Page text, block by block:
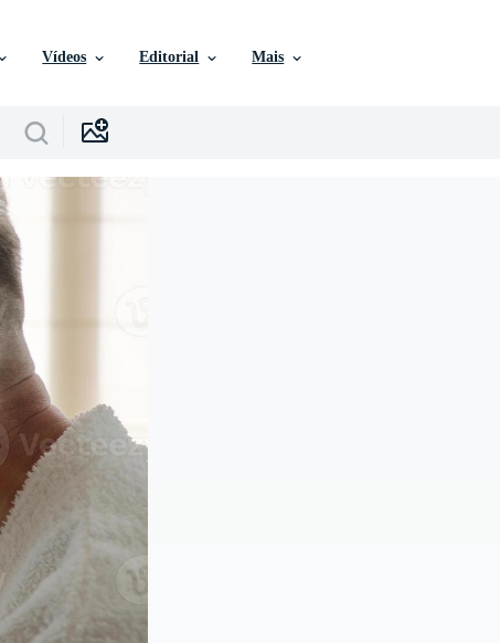
Vídeos Editorial Mais